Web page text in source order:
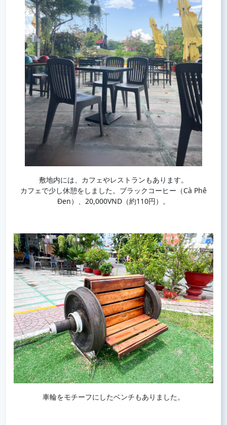
敷地内には、カフェやレストランもあります。
カフェで少し休憩をしました。ブラックコーヒー（Cà Phê
Đen）、20,000VND（約110円）。
車輪をモチーフにしたベンチもありました。